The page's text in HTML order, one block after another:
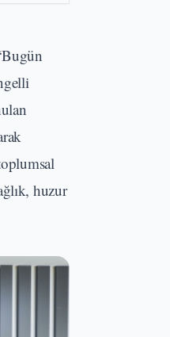
huzur